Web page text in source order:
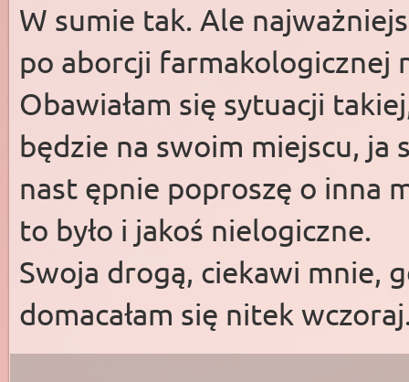
W sumie tak. Ale
po aborcji farmakologicznej
Obawiałam się sytuacji
będzie na swoim miejscu, ja
nast ępnie poproszę o inna
to było i jakoś nielogiczne.
Swoja drogą, ciekawi mnie,
domacałam się nitek